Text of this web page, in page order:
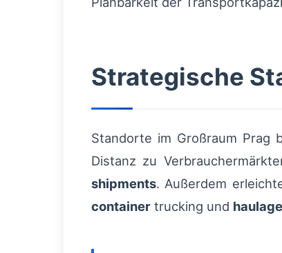
Strategische
Standorte im Großraum Prag
Distanz zu
shipments. Außerdem
container trucking und haulage